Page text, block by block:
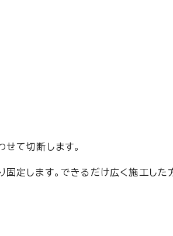
て切断します。
定します。できるだけ広く施工した